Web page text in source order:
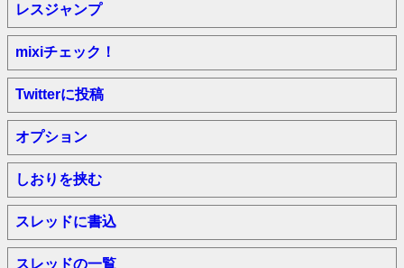
レスジャンプ
mixiチェック！
Twitterに投稿
オプション
しおりを挟む
スレッドに書込
スレッドの一覧